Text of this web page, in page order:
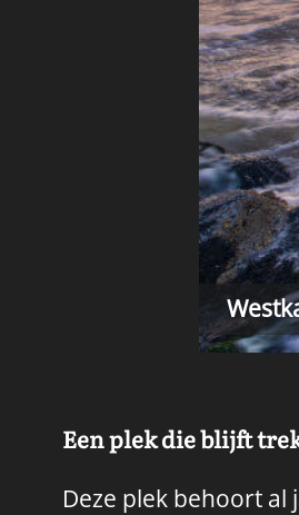
Een plek die blijft
Deze plek behoort al